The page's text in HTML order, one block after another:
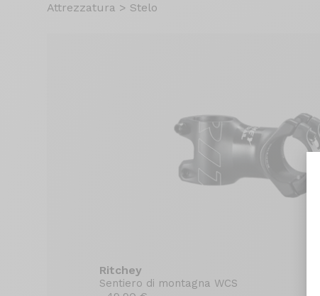
Attrezzatura > Stelo
Ritchey
Sentiero di montagna WCS